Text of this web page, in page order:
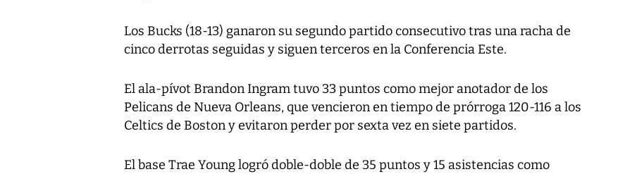
Los Bucks (18-13) ganaron su segundo partido consecutivo tras una racha de
cinco derrotas seguidas y siguen terceros en la Conferencia Este.
El ala-pívot Brandon Ingram tuvo 33 puntos como mejor anotador de los
Pelicans de Nueva Orleans, que vencieron en tiempo de prórroga 120-116 a los
Celtics de Boston y evitaron perder por sexta vez en siete partidos.
El base Trae Young logró doble-doble de 35 puntos y 15 asistencias como